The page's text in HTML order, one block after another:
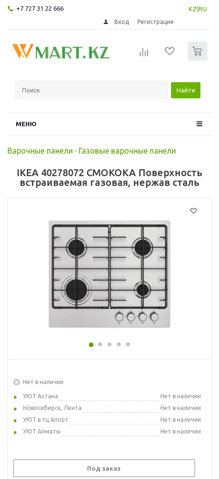
+7 727 31 22 666 KZ RU
Вход Регистрация
Найти
МЕНЮ
Варочные панели - Газовые варочные панели
IKEA 40278072 СМОКОКА Поверхность
встраиваемая газовая, нержав сталь
Нет в наличии
УЮТ Астана
Нет в наличии
Новосибирск, Лента
Нет в наличии
УЮТ в тц Апорт
Нет в наличии
УЮТ Алматы
Нет в наличии
Под заказ